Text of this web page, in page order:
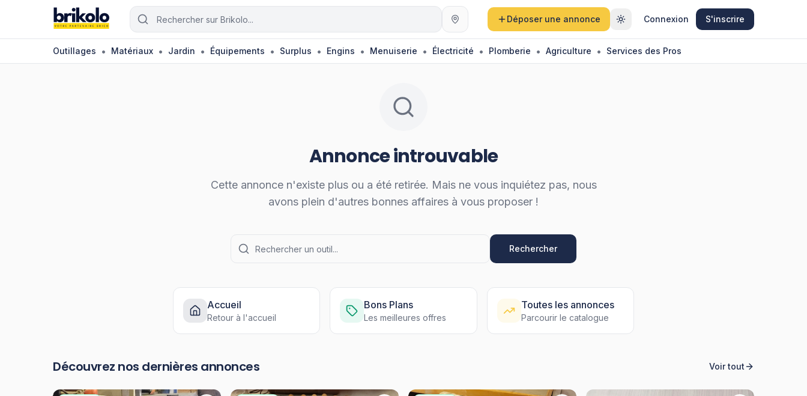
Aller au contenu principal Rechercher un outil ou matériau
Déposer une annonce Connexion S'inscrire
Outillages • Matériaux • Jardin • Équipements • Surplus • Engins • Menuiserie • Électricité • Plomberie • Agriculture • Services des Pros
Annonce introuvable
Cette annonce n'existe plus ou a été retirée. Mais ne vous inquiétez pas, nous
avons plein d'autres bonnes affaires à vous proposer !
Rechercher
Accueil
Retour à l'accueil
Bons Plans
Les meilleures offres
Toutes les annonces
Parcourir le catalogue
Découvrez nos dernières annonces Voir tout